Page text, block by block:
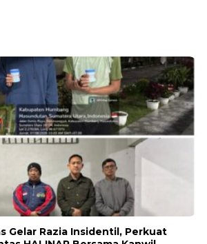
Gelar Razia Insidentil, Perkuat